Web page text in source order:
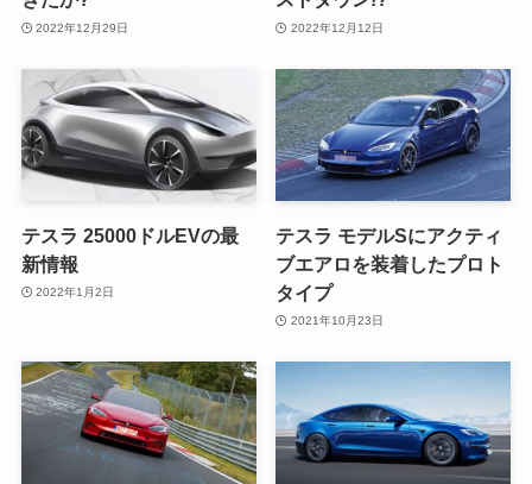
2022年12月29日 2022年12月12日
テスラ 25000ドルEVの最
新情報
2022年1月2日
テスラ モデルSにアクティ
ブエアロを装着したプロト
タイプ
2021年10月23日